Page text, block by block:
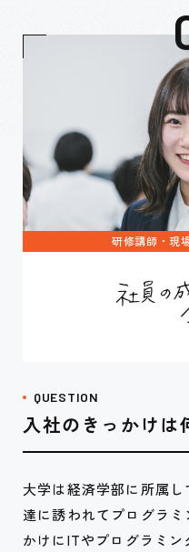
研修講師・現
QUESTION
入社のきっかけは
大学は経済学部に所属
達に誘われてプログラ
かけにITやプログラミ